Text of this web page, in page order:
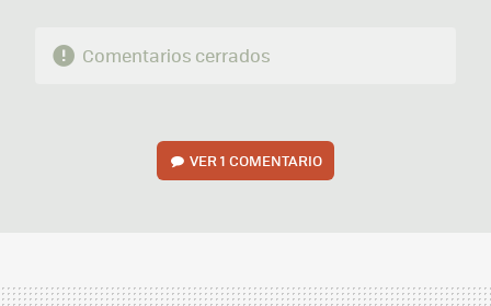
Comentarios cerrados
VER1 COMENTARIO